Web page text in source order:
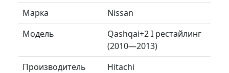
Марка
Nissan
Модель
Qashqai+2 I рестайлинг
(2010—2013)
Производитель
Hitachi